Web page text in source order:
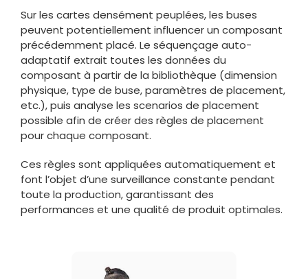
Sur les cartes densément peuplées, les buses
peuvent potentiellement influencer un composant
précédemment placé. Le séquençage auto-
adaptatif extrait toutes les données du
composant à partir de la bibliothèque (dimension
physique, type de buse, paramètres de placement,
etc.), puis analyse les scenarios de placement
possible afin de créer des règles de placement
pour chaque composant.
Ces règles sont appliquées automatiquement et
font l’objet d’une surveillance constante pendant
toute la production, garantissant des
performances et une qualité de produit optimales.